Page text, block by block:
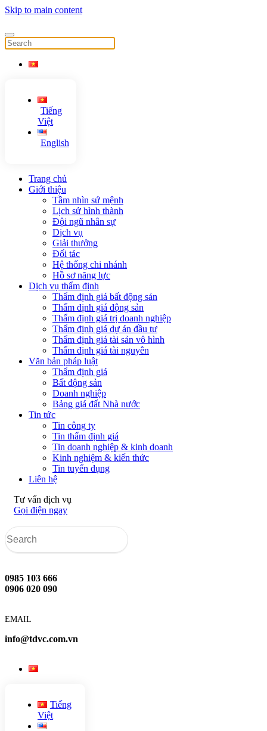
Skip to main content
Tiếng
Việt
English
Trang chủ
Giới thiệu
Tầm nhìn sứ mệnh
Lịch sử hình thành
Đội ngũ nhân sự
Dịch vụ
Giải thưởng
Đối tác
Hệ thống chi nhánh
Hồ sơ năng lực
Dịch vụ thẩm định
Thẩm định giá bất động sản
Thẩm định giá động sản
Thẩm định giá trị doanh nghiệp
Thẩm định giá dự án đầu tư
Thẩm định giá tài sản vô hình
Thẩm định giá tài nguyên
Văn bản pháp luật
Thẩm định giá
Bất động sản
Doanh nghiệp
Bảng giá đất Nhà nước
Tin tức
Tin công ty
Tin thẩm định giá
Tin doanh nghiệp & kinh doanh
Kinh nghiệm & kiến thức
Tin tuyển dụng
Liên hệ
Tư vấn dịch vụ
Gọi điện ngay
0985 103 666
0906 020 090
EMAIL
info@tdvc.com.vn
Tiếng
Việt